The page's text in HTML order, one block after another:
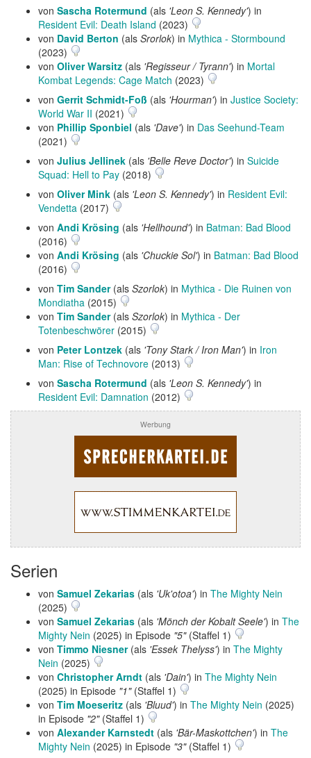
von Sascha Rotermund (als 'Leon S. Kennedy') in
Resident Evil: Death Island (2023)
von David Berton (als Srorlok) in Mythica - Stormbound
(2023)
von Oliver Warsitz (als 'Regisseur / Tyrann') in Mortal
Kombat Legends: Cage Match (2023)
von Gerrit Schmidt-Foß (als 'Hourman') in Justice Society:
World War II (2021)
von Phillip Sponbiel (als 'Dave') in Das Seehund-Team
(2021)
von Julius Jellinek (als 'Belle Reve Doctor') in Suicide
Squad: Hell to Pay (2018)
von Oliver Mink (als 'Leon S. Kennedy') in Resident Evil:
Vendetta (2017)
von Andi Krösing (als 'Hellhound') in Batman: Bad Blood
(2016)
von Andi Krösing (als 'Chuckie Sol') in Batman: Bad Blood
(2016)
von Tim Sander(als Szorlok) in Mythica - Die Ruinen von
Mondiatha (2015)
von Tim Sander(als Szorlok) in Mythica - Der
Totenbeschwörer (2015)
von Peter Lontzek (als 'Tony Stark / Iron Man') in Iron
Man: Rise of Technovore (2013)
von Sascha Rotermund (als 'Leon S. Kennedy') in
Resident Evil: Damnation (2012)
Werbung
Serien
von Samuel Zekarias (als 'Uk'otoa') in The Mighty Nein
(2025)
von Samuel Zekarias (als 'Mönch der Kobalt Seele') in The
Mighty Nein (2025) in Episode "5"(Staffel 1)
von Timmo Niesner(als 'Essek Thelyss') in The Mighty
Nein (2025)
von Christopher Arndt (als 'Dain') in The Mighty Nein
(2025) in Episode "1"(Staffel 1)
von Tim Moeseritz (als 'Bluud') in The Mighty Nein (2025)
in Episode "2"(Staffel 1)
von Alexander Karnstedt (als 'Bär-Maskottchen') in The
Mighty Nein (2025) in Episode "3"(Staffel 1)